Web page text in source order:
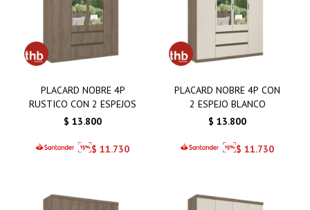
PLACARD NOBRE 4P
RUSTICO CON 2 ESPEJOS
$ 13.800
$ 11.730
PLACARD NOBRE 4P CON
2 ESPEJO BLANCO
$ 13.800
$ 11.730